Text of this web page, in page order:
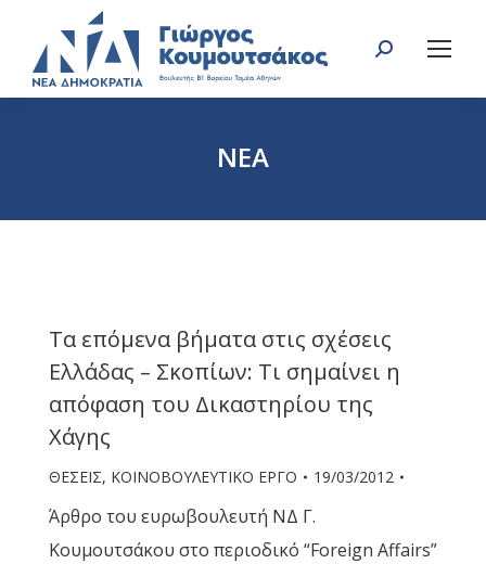
Search:
ΝΕΑ
Τα επόμενα βήματα στις σχέσεις
Ελλάδας – Σκοπίων: Τι σημαίνει η
απόφαση του Δικαστηρίου της
Χάγης
ΘΕΣΕΙΣ, ΚΟΙΝΟΒΟΥΛΕΥΤΙΚΟ ΕΡΓΟ 19/03/2012
Άρθρο του ευρωβουλευτή ΝΔ Γ.
Κουμουτσάκου στο περιοδικό “Foreign Αffairs”